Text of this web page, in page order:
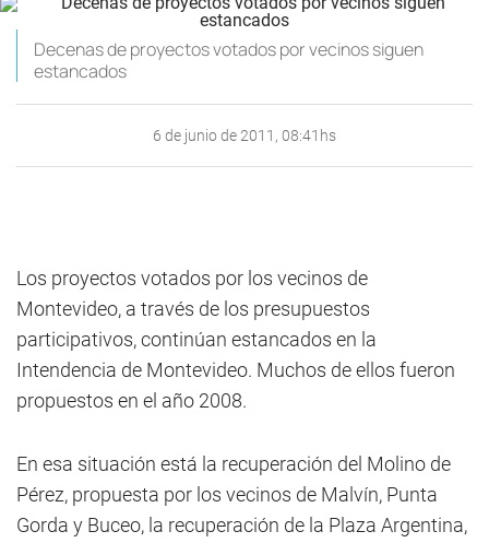
Decenas de proyectos votados por vecinos siguen
estancados
6 de junio de 2011, 08:41hs
Los proyectos votados por los vecinos de
Montevideo, a través de los presupuestos
participativos, continúan estancados en la
Intendencia de Montevideo. Muchos de ellos fueron
propuestos en el año 2008.
En esa situación está la recuperación del Molino de
Pérez, propuesta por los vecinos de Malvín, Punta
Gorda y Buceo, la recuperación de la Plaza Argentina,